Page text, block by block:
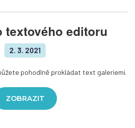
textového editoru
2. 3. 2021
pohodlně prokládat text galeriemi.
ZOBRAZIT